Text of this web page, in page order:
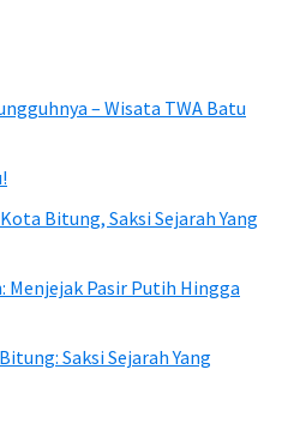
– Wisata TWA Batu
Bitung, Saksi Sejarah Yang
Menjejak Pasir Putih Hingga
Saksi Sejarah Yang